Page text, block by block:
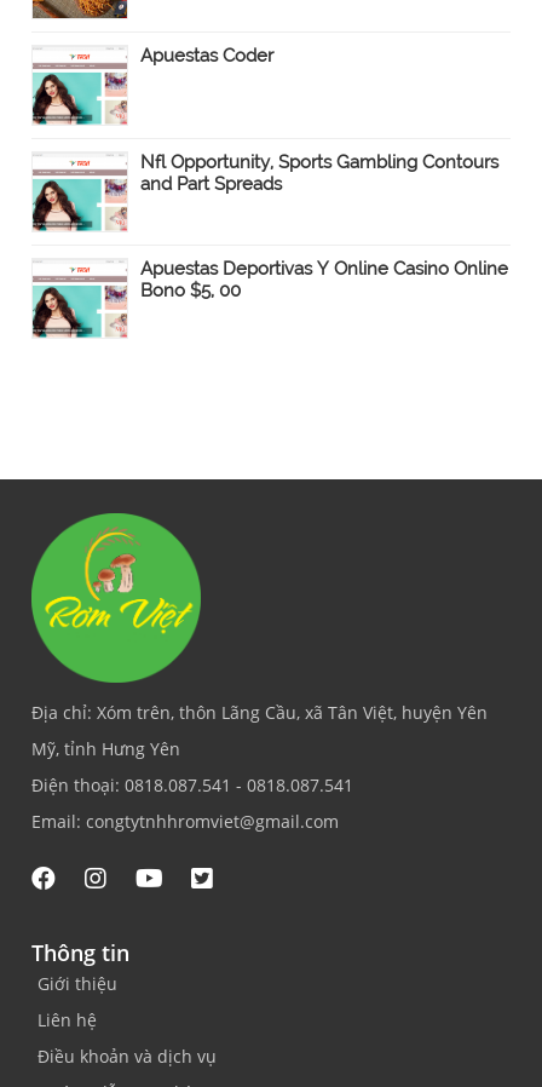
Apuestas Coder
Nfl Opportunity, Sports Gambling Contours
and Part Spreads
Apuestas Deportivas Y Online Casino Online
Bono $5, 00
Địa chỉ: Xóm trên, thôn Lãng Cầu, xã Tân Việt, huyện Yên
Mỹ, tỉnh Hưng Yên
Điện thoại: 0818.087.541 - 0818.087.541
Email: congtytnhhromviet@gmail.com
Thông tin
Giới thiệu
Liên hệ
Điều khoản và dịch vụ